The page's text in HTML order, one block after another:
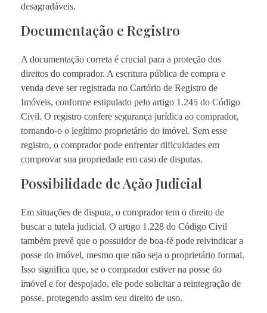
desagradáveis.
Documentação e Registro
A documentação correta é crucial para a proteção dos
direitos do comprador. A escritura pública de compra e
venda deve ser registrada no Cartório de Registro de
Imóveis, conforme estipulado pelo artigo 1.245 do Código
Civil. O registro confere segurança jurídica ao comprador,
tornando-o o legítimo proprietário do imóvel. Sem esse
registro, o comprador pode enfrentar dificuldades em
comprovar sua propriedade em caso de disputas.
Possibilidade de Ação Judicial
Em situações de disputa, o comprador tem o direito de
buscar a tutela judicial. O artigo 1.228 do Código Civil
também prevê que o possuidor de boa-fé pode reivindicar a
posse do imóvel, mesmo que não seja o proprietário formal.
Isso significa que, se o comprador estiver na posse do
imóvel e for despojado, ele pode solicitar a reintegração de
posse, protegendo assim seu direito de uso.